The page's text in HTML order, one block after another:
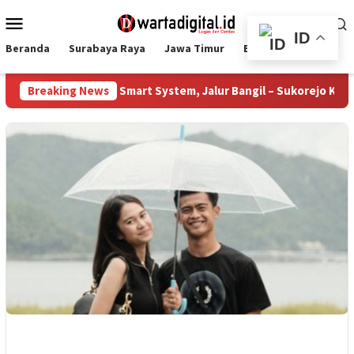
ke
Mobile
Beranda Surabaya Raya Jawa Timur Ekbis Nasional
Breaking News
385 PJU Smart System, Jalur Bangil – Sukorejo Kini Terang
ID